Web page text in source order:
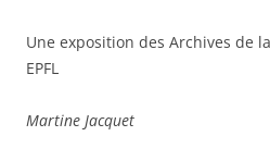
Une exposition des Archives de
EPFL
Martine Jacquet